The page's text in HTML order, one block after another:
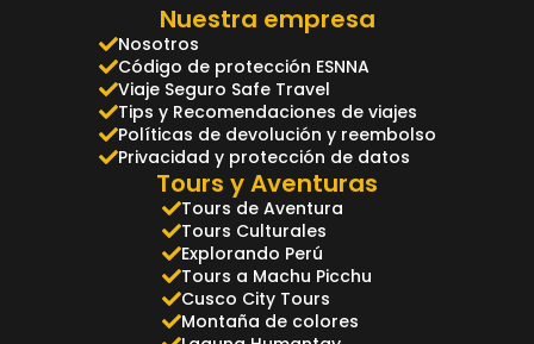
Nuestra empresa
Nosotros
Código de protección ESNNA
Viaje Seguro Safe Travel
Tips y Recomendaciones de viajes
Políticas de devolución y reembolso
Privacidad y protección de datos
Tours y Aventuras
Tours de Aventura
Tours Culturales
Explorando Perú
Tours a Machu Picchu
Cusco City Tours
Montaña de colores